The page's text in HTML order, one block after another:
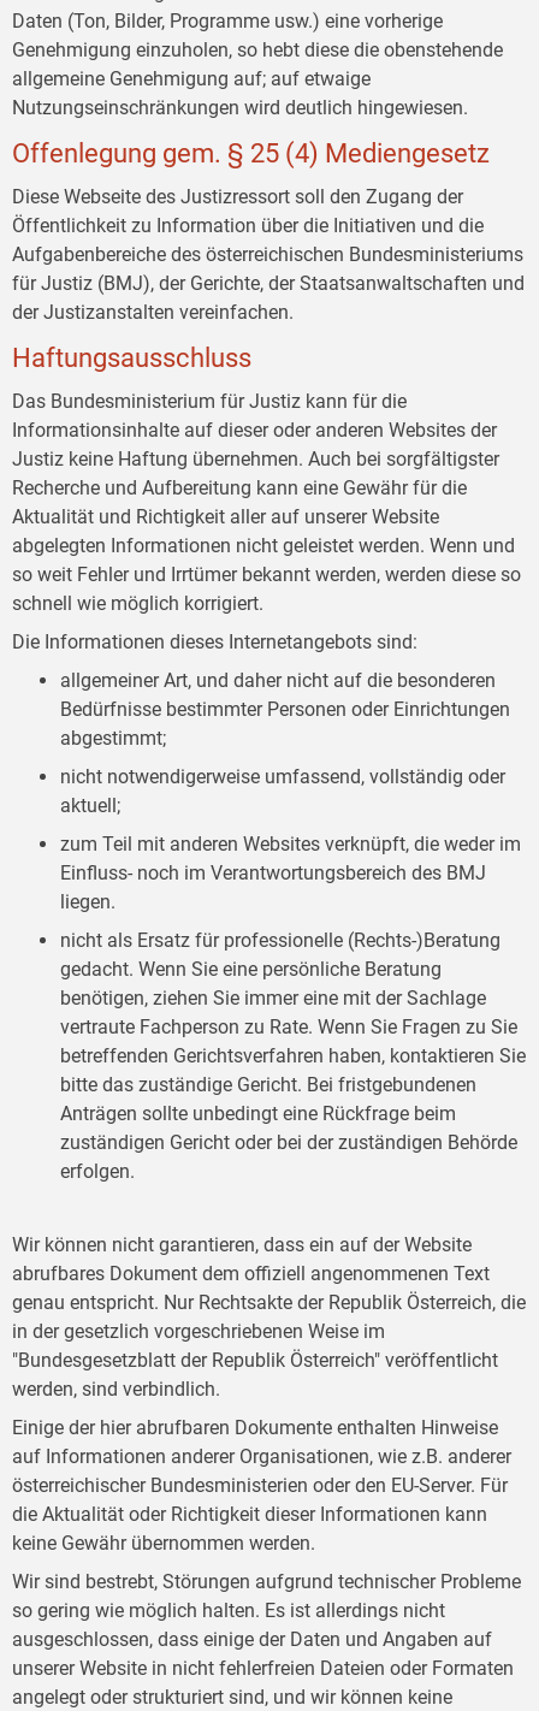
Daten (Ton, Bilder, Programme usw.) eine vorherige
Genehmigung einzuholen, so hebt diese die obenstehende
allgemeine Genehmigung auf; auf etwaige
Nutzungseinschränkungen wird deutlich hingewiesen.
Offenlegung gem. § 25 (4) Mediengesetz
Diese Webseite des Justizressort soll den Zugang der
Öffentlichkeit zu Information über die Initiativen und die
Aufgabenbereiche des österreichischen Bundesministeriums
für Justiz (BMJ), der Gerichte, der Staatsanwaltschaften und
der Justizanstalten vereinfachen.
Haftungsausschluss
Das Bundesministerium für Justiz kann für die
Informationsinhalte auf dieser oder anderen Websites der
Justiz keine Haftung übernehmen. Auch bei sorgfältigster
Recherche und Aufbereitung kann eine Gewähr für die
Aktualität und Richtigkeit aller auf unserer Website
abgelegten Informationen nicht geleistet werden. Wenn und
so weit Fehler und Irrtümer bekannt werden, werden diese so
schnell wie möglich korrigiert.
Die Informationen dieses Internetangebots sind:
allgemeiner Art, und daher nicht auf die besonderen
Bedürfnisse bestimmter Personen oder Einrichtungen
abgestimmt;
nicht notwendigerweise umfassend, vollständig oder
aktuell;
zum Teil mit anderen Websites verknüpft, die weder im
Einfluss- noch im Verantwortungsbereich des BMJ
liegen.
nicht als Ersatz für professionelle (Rechts-)Beratung
gedacht. Wenn Sie eine persönliche Beratung
benötigen, ziehen Sie immer eine mit der Sachlage
vertraute Fachperson zu Rate. Wenn Sie Fragen zu Sie
betreffenden Gerichtsverfahren haben, kontaktieren Sie
bitte das zuständige Gericht. Bei fristgebundenen
Anträgen sollte unbedingt eine Rückfrage beim
zuständigen Gericht oder bei der zuständigen Behörde
erfolgen.
Wir können nicht garantieren, dass ein auf der Website
abrufbares Dokument dem offiziell angenommenen Text
genau entspricht. Nur Rechtsakte der Republik Österreich, die
in der gesetzlich vorgeschriebenen Weise im
"Bundesgesetzblatt der Republik Österreich" veröffentlicht
werden, sind verbindlich.
Einige der hier abrufbaren Dokumente enthalten Hinweise
auf Informationen anderer Organisationen, wie z.B. anderer
österreichischer Bundesministerien oder den EU-Server. Für
die Aktualität oder Richtigkeit dieser Informationen kann
keine Gewähr übernommen werden.
Wir sind bestrebt, Störungen aufgrund technischer Probleme
so gering wie möglich halten. Es ist allerdings nicht
ausgeschlossen, dass einige der Daten und Angaben auf
unserer Website in nicht fehlerfreien Dateien oder Formaten
angelegt oder strukturiert sind, und wir können keine